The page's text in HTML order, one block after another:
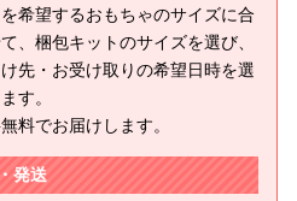
希望するおもちゃのサイズに合
、梱包キットのサイズを選び、
先・お受け取りの希望日時を選
す。
料でお届けします。
発送